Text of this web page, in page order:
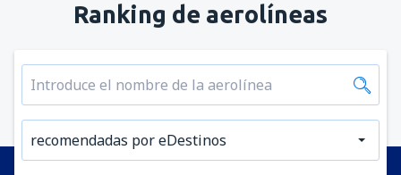
Ranking de aerolíneas
recomendadas por eDestinos